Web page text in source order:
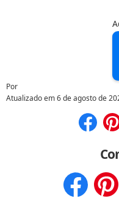
Por
Atualizado em6 de agosto de